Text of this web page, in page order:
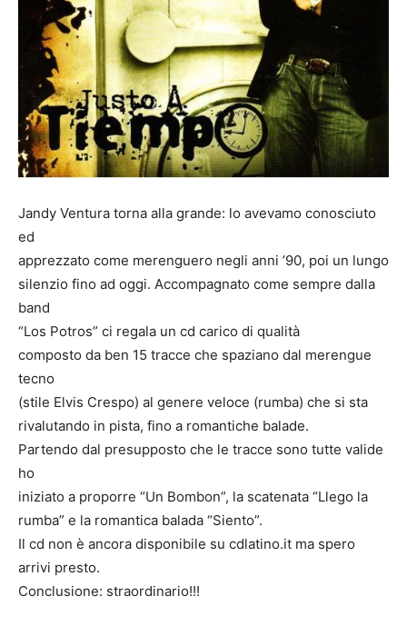
Jandy Ventura torna alla grande: lo avevamo conosciuto
ed
apprezzato come merenguero negli anni ’90, poi un lungo
silenzio fino ad oggi. Accompagnato come sempre dalla
band
“Los Potros” ci regala un cd carico di qualità
composto da ben 15 tracce che spaziano dal merengue
tecno
(stile Elvis Crespo) al genere veloce (rumba) che si sta
rivalutando in pista, fino a romantiche balade.
Partendo dal presupposto che le tracce sono tutte valide
ho
iniziato a proporre “Un Bombon”, la scatenata “Llego la
rumba” e la romantica balada “Siento”.
Il cd non è ancora disponibile su cdlatino.it ma spero
arrivi presto.
Conclusione: straordinario!!!